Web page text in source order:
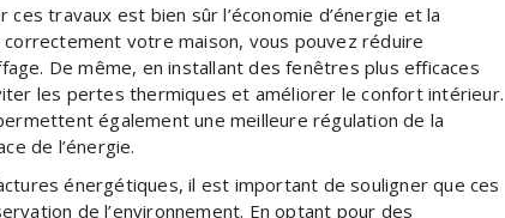
ces travaux est bien sûr l’économie d’énergie et la
votre maison, vous pouvez réduire
De même, en installant des fenêtres plus efficaces
les pertes thermiques et améliorer le confort intérieur.
également une meilleure régulation de la
de l’énergie.
énergétiques, il est important de souligner que ces
de l’environnement. En optant pour des